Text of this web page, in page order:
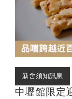
新舍須知訊息
中壢館限定